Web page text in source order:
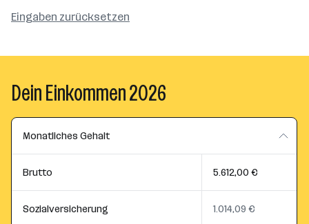
Eingaben zurücksetzen
Dein Einkommen 2026
Monatliches Gehalt
Brutto 5.612,00 €
Sozialversicherung 1.014,09 €